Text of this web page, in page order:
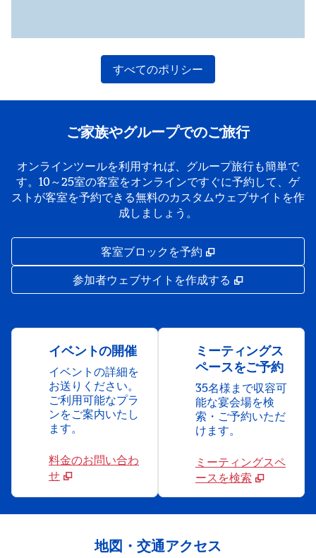
すべてのポリシー
ご家族やグループでのご旅行
オンラインツールを利用すれば、グループ旅行も簡単で
す。10～25室の客室をオンラインですぐに予約して、ゲ
ストが客室を予約できる無料のカスタムウェブサイトを作
成しましょう。
客室ブロックを予約 ,
参加者ウェブサイトを作成する ,
イベントの開催
イベントの詳細を
お送りください。
ご利用可能なプラ
ンをご案内いたし
ます。
料金のお問い合わ
せ
ミーティングス
ペースをご予約
35名様まで収容可
能な宴会場を検
索・ご予約いただ
けます。
ミーティングスペ
ースを検索
地図・交通アクセス